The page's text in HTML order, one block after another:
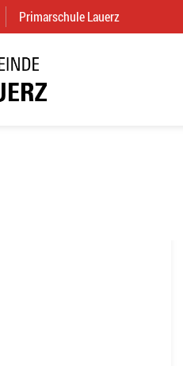
(External Link)
Primarschule Lauerz